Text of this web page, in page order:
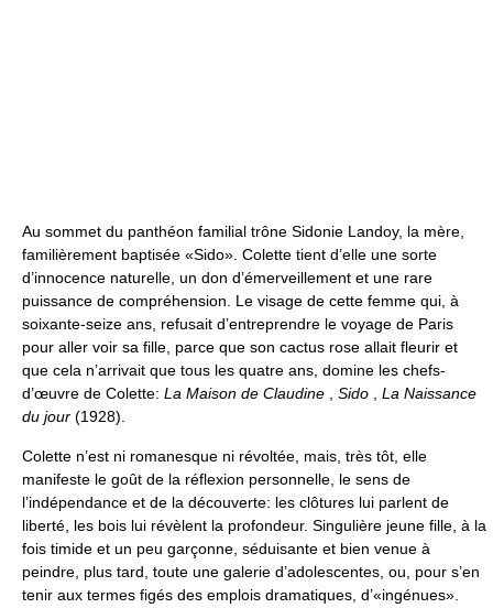
Au sommet du panthéon familial trône Sidonie Landoy, la mère,
familièrement baptisée «Sido». Colette tient d’elle une sorte
d’innocence naturelle, un don d’émerveillement et une rare
puissance de compréhension. Le visage de cette femme qui, à
soixante-seize ans, refusait d’entreprendre le voyage de Paris
pour aller voir sa fille, parce que son cactus rose allait fleurir et
que cela n’arrivait que tous les quatre ans, domine les chefs-
d’œuvre de Colette: La Maison de Claudine Sido
La Naissance
du jour (1928).
Colette n’est ni romanesque ni révoltée, mais, très tôt, elle
manifeste le goût de la réflexion personnelle, le sens de
l’indépendance et de la découverte: les clôtures lui parlent de
liberté, les bois lui révèlent la profondeur. Singulière jeune fille, à la
fois timide et un peu garçonne, séduisante et bien venue à
peindre, plus tard, toute une galerie d’adolescentes, ou, pour s’en
tenir aux termes figés des emplois dramatiques, d’«ingénues».